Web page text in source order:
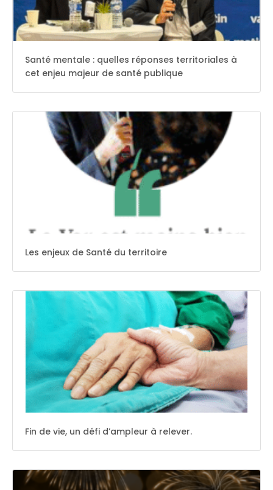
Santé mentale : quelles réponses territoriales à
cet enjeu majeur de santé publique
Les enjeux de Santé du territoire
Fin de vie, un défi d’ampleur à relever.